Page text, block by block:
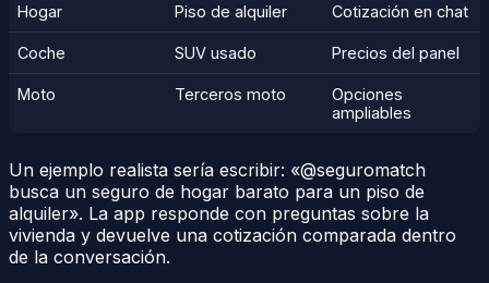
Hogar Piso de alquiler Cotización en chat
Coche SUV usado Precios del panel
Moto Terceros moto
Opciones
ampliables
Un ejemplo realista sería escribir: «@seguromatch
busca un seguro de hogar barato para un piso de
alquiler». La app responde con preguntas sobre la
vivienda y devuelve una cotización comparada dentro
de la conversación.